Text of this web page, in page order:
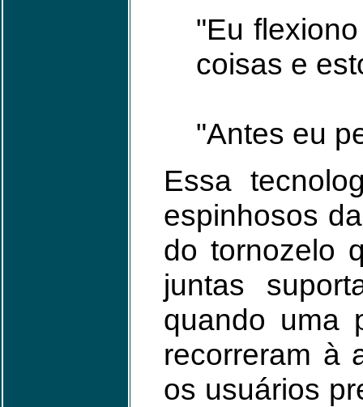
"Eu
coisas e
"Antes eu
Essa
espinhosos
do tornozelo
juntas
quando uma
recorreram à
os usuários